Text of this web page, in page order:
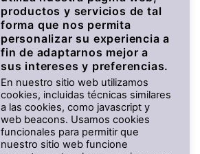
XSR125
Desde 5.099 €
productos y servicios de tal
forma que nos permita
personalizar su experiencia a
fin de adaptarnos mejor a
sus intereses y preferencias.
En nuestro sitio web utilizamos
cookies, incluidas técnicas similares
a las cookies, como javascript y
web beacons. Usamos cookies
funcionales para permitir que
nuestro sitio web funcione